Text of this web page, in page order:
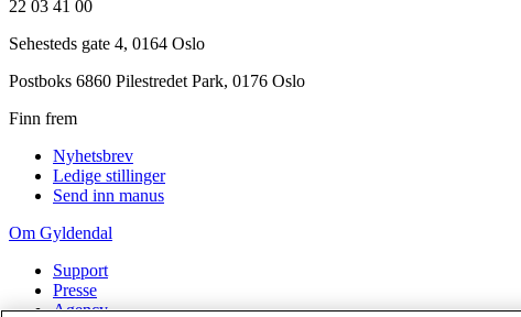
22 03 41 00
Sehesteds gate 4, 0164 Oslo
Postboks 6860 Pilestredet Park, 0176 Oslo
Finn frem
Nyhetsbrev
Ledige stillinger
Send inn manus
Om Gyldendal
Support
Presse
Agency